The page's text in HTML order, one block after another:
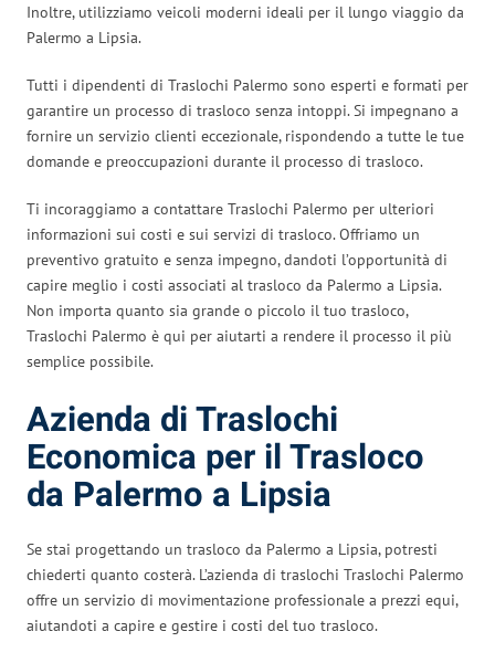
Inoltre, utilizziamo veicoli moderni ideali per il lungo viaggio da
Palermo a Lipsia.
Tutti i dipendenti di Traslochi Palermo sono esperti e formati per
garantire un processo di trasloco senza intoppi. Si impegnano a
fornire un servizio clienti eccezionale, rispondendo a tutte le tue
domande e preoccupazioni durante il processo di trasloco.
Ti incoraggiamo a contattare Traslochi Palermo per ulteriori
informazioni sui costi e sui servizi di trasloco. Offriamo un
preventivo gratuito e senza impegno, dandoti l’opportunità di
capire meglio i costi associati al trasloco da Palermo a Lipsia.
Non importa quanto sia grande o piccolo il tuo trasloco,
Traslochi Palermo è qui per aiutarti a rendere il processo il più
semplice possibile.
Azienda di Traslochi
Economica per il Trasloco
da Palermo a Lipsia
Se stai progettando un trasloco da Palermo a Lipsia, potresti
chiederti quanto costerà. L’azienda di traslochi Traslochi Palermo
offre un servizio di movimentazione professionale a prezzi equi,
aiutandoti a capire e gestire i costi del tuo trasloco.